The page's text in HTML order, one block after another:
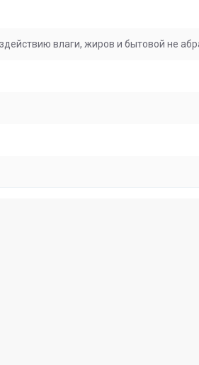
влаги, жиров и бытовой не